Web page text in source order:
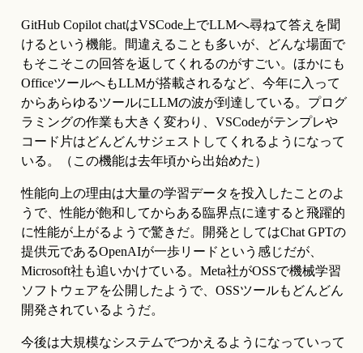
GitHub Copilot chatはVSCode上でLLMへ尋ねて答えを聞
けるという機能。間違えることも多いが、どんな場面で
もそこそこの回答を返してくれるのがすごい。ほかにも
OfficeツールへもLLMが搭載されるなど、今年に入って
からあらゆるツールにLLMの波が到達している。プログ
ラミングの作業も大きく変わり、VSCodeがテンプレや
コード片はどんどんサジェストしてくれるようになって
いる。（この機能は去年頃から出始めた）
性能向上の理由は大量の学習データを投入したことのよ
うで、性能が飽和してからある臨界点に達すると飛躍的
に性能が上がるようで驚きだ。開発としてはChat GPTの
提供元であるOpenAIが一歩リードという感じだが、
Microsoft社も追いかけている。Meta社がOSSで機械学習
ソフトウェアを公開したようで、OSSツールもどんどん
開発されているようだ。
今後は大規模なシステムでつかえるようになっていって